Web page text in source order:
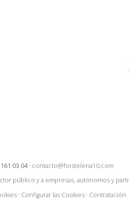
03 04· contacto@hosteleria10.com
público y a empresas, autónomos y
· Configurar las Cookies · Contratación